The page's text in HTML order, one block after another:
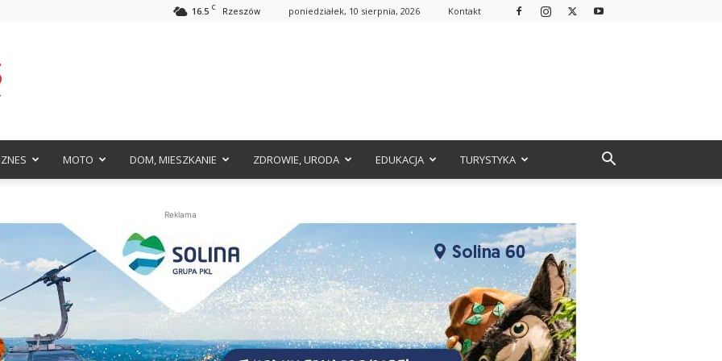
16.5 C Rzeszów poniedziałek, 10 sierpnia, 2026 Kontakt
MOTO DOM, MIESZKANIE ZDROWIE, URODA EDUKACJA TURYSTYKA
Reklama